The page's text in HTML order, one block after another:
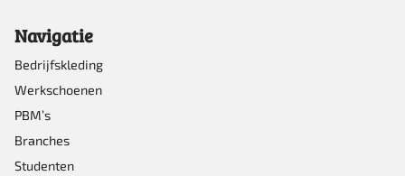
Navigatie
Bedrijfskleding
Werkschoenen
PBM’s
Branches
Studenten